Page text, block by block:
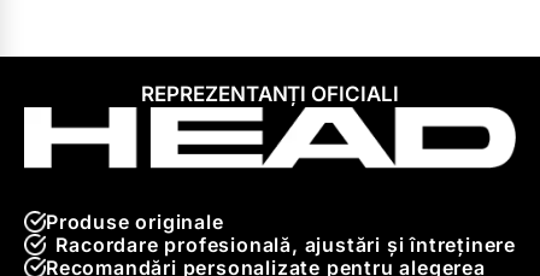
REPREZENTANȚI OFICIALI
Produse originale
Racordare profesională, ajustări și întreținere
Recomandări personalizate pentru alegerea